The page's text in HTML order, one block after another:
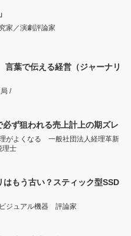
家／演劇評論家
言葉で伝える経営（ジャーナリ
/
ず狙われる売上計上の期ズレ
がよくなる 一般社団法人経理革新
士
もう古い？スティック型SSD
ジュアル機器 評論家